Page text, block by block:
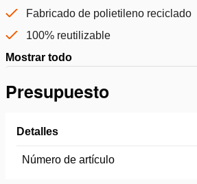
Fabricado de polietileno reciclado
100% reutilizable
Mostrar todo
Presupuesto
Detalles
Número de artículo